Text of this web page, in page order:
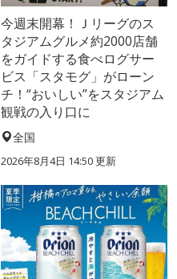
今週末開幕！Ｊリーグのス
タジアムグルメ約2000店舗
をガイドする食べログサー
ビス「スタモグ」がローン
チ！“おいしい”をスタジアム
観戦の入り口に
全国
2026年8月4日 14:50更新